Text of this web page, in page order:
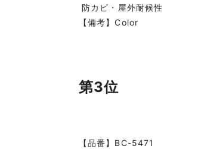
防カビ・屋外耐候性
【備考】Color
第3位
【品番】BC-5471